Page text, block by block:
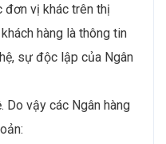
đơn vị khác trên thị
hàng là thông tin
sự độc lập của Ngân
Do vậy các Ngân hàng